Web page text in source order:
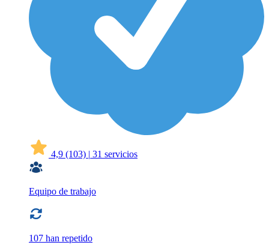
4,9 (103) | 31 servicios
Equipo de trabajo
107 han repetido